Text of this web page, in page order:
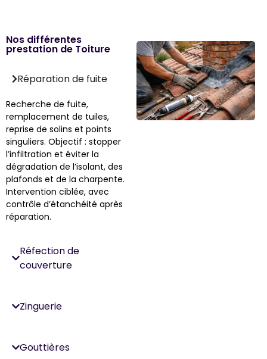
Nos différentes
prestation de Toiture
Réparation de fuite
Recherche de fuite,
remplacement de tuiles,
reprise de solins et points
singuliers. Objectif : stopper
l’infiltration et éviter la
dégradation de l’isolant, des
plafonds et de la charpente.
Intervention ciblée, avec
contrôle d’étanchéité après
réparation.
Réfection de
couverture
Zinguerie
Gouttières